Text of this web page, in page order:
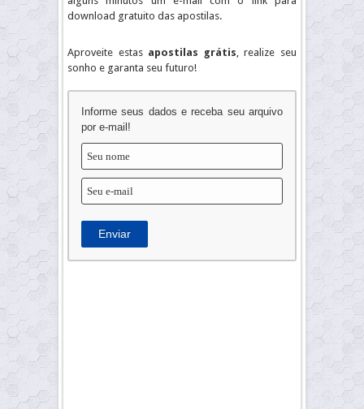
download gratuito das apostilas.
Aproveite estas apostilas grátis, realize seu
sonho e garanta seu futuro!
Informe seus dados e receba seu arquivo
por e-mail!
Enviar